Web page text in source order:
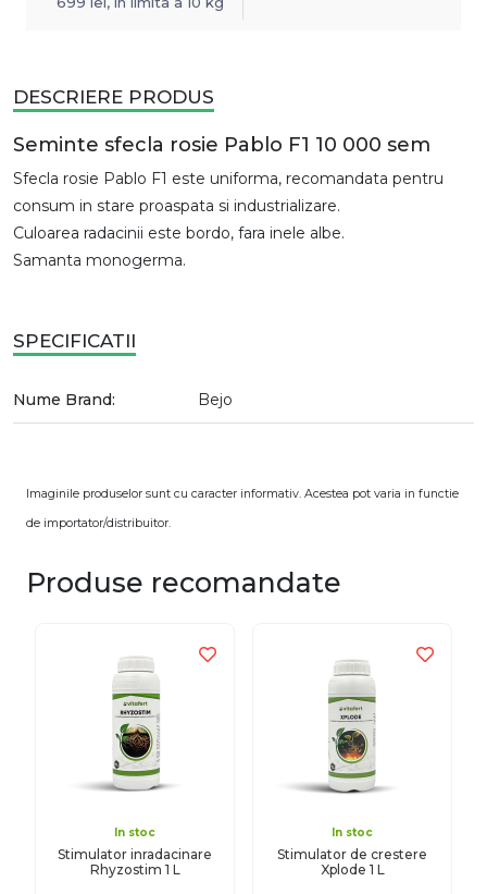
DESCRIERE PRODUS
Seminte sfecla rosie Pablo F1 10 000 sem
Sfecla rosie Pablo F1 este uniforma, recomandata pentru
consum in stare proaspata si industrializare.
Culoarea radacinii este bordo, fara inele albe.
Samanta monogerma.
SPECIFICATII
Nume Brand: Bejo
Imaginile produselor sunt cu caracter informativ. Acestea pot varia in functie
de importator/distribuitor.
Produse recomandate
In stoc
Stimulator inradacinare
Rhyzostim 1 L
In stoc
Stimulator de crestere
Xplode 1 L